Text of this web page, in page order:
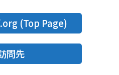
(Top Page)
問先